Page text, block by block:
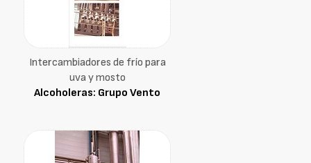
Intercambiadores de frío para
uva y mosto
Alcoholeras: Grupo Vento